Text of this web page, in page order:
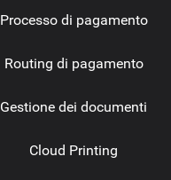
Processo di pagamento
Routing di pagamento
Gestione dei documenti
Cloud Printing